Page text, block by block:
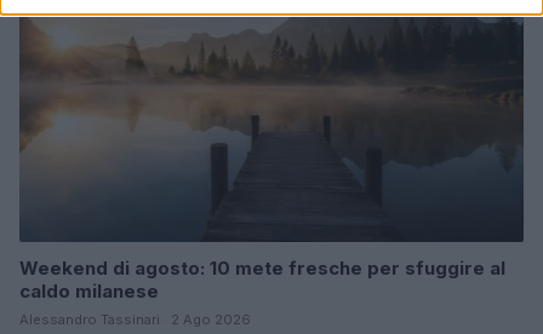
Weekend di agosto: 10 mete fresche per sfuggire al
caldo milanese
Alessandro Tassinari · 2 Ago 2026